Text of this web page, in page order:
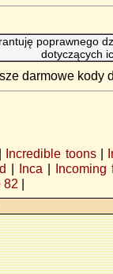
poprawnego
dotyczących
darmowe kody
Incredible toons|
| Inca | Incoming
82 |